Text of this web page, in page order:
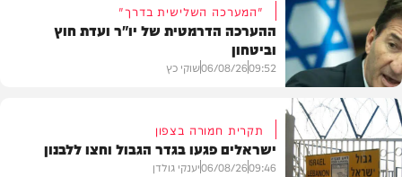
תוכן שיווקי
חדשות
"המערכה השלישית בדרך"
ההערכה הדרמטית של יו"ר ועדת חוץ
וביטחון
09:52
06/08/26שוקי כץ
תקרית חמורה בצפון
ישראלים פגעו בגדר הגבול וחצו ללבנון
09:46
06/08/26יענקי גולדן